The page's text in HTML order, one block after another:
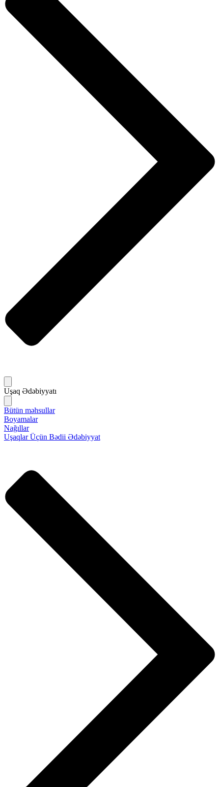
Uşaq Ədəbiyyatı
Bütün məhsullar
Boyamalar
Nağıllar
Uşaqlar Üçün Bədii Ədəbiyyat